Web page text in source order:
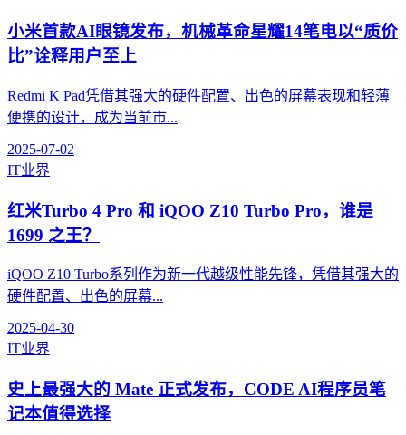
小米首款AI眼镜发布，机械革命星耀14笔电以“质价
比”诠释用户至上
Redmi K Pad凭借其强大的硬件配置、出色的屏幕表现和轻薄
便携的设计，成为当前市...
2025-07-02
IT业界
红米Turbo 4 Pro 和 iQOO Z10 Turbo Pro，谁是
1699 之王？
iQOO Z10 Turbo系列作为新一代越级性能先锋，凭借其强大的
硬件配置、出色的屏幕...
2025-04-30
IT业界
史上最强大的 Mate 正式发布，CODE AI程序员笔
记本值得选择